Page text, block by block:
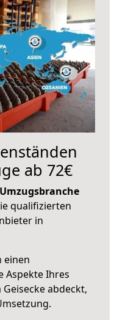
ab 72€
qualifizierten
in
einen
Aspekte Ihres
abdeckt,